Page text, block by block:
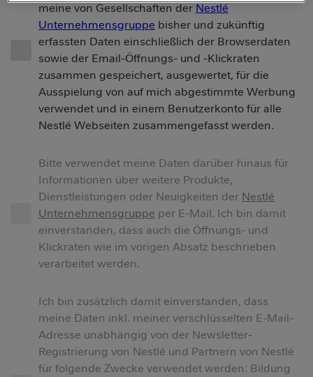
meine von Gesellschaften der Nestlé
Unternehmensgruppe bisher und zukünftig
erfassten Daten einschließlich der Browserdaten
sowie der Email-Öffnungs- und -Klickraten
zusammen gespeichert, ausgewertet, für die
Ausspielung von auf mich abgestimmte Werbung
verwendet und in einem Benutzerkonto für alle
Nestlé Webseiten zusammengefasst werden.
Bitte verwendet meine Daten darüber hinaus für
Informationen über weitere Produkte,
Dienstleistungen oder Neuigkeiten der Nestlé
Unternehmensgruppe per E-Mail. Ich bin damit
einverstanden, dass auch die Öffnungs- und
Klickraten wie im vorigen Absatz beschrieben
verarbeitet werden.
Ich bin zusätzlich damit einverstanden, dass
meine Daten inkl. meiner verschlüsselten E-Mail-
Adresse unabhängig von der Newsletter-
Registrierung von Nestlé und Partnern von Nestlé
für folgende Zwecke verwendet werden: Bildung